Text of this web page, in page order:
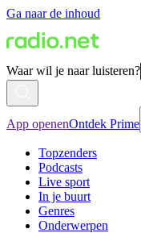
Ga naar de inhoud
Waar wil je naar luisteren?
App openenOntdek Prime
Topzenders
Podcasts
Live sport
In je buurt
Genres
Onderwerpen